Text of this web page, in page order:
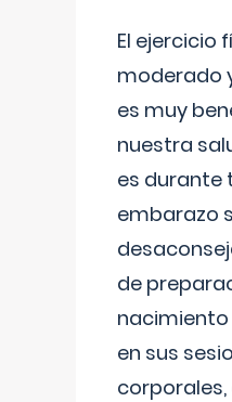
El ejercicio
moderado
es muy
nuestra
es durante
embarazo
de
nacimiento
en sus